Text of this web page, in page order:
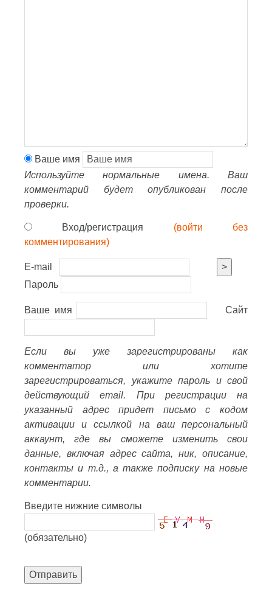
Ваше имя
Используйте нормальные имена. Ваш
комментарий будет опубликован после
проверки.
Вход/регистрация (войти без
комментирования)
E-mail
>
Пароль
Ваше имя Сайт
Если вы уже зарегистрированы как
комментатор или хотите
зарегистрироваться, укажите пароль и свой
действующий email. При регистрации на
указанный адрес придет письмо с кодом
активации и ссылкой на ваш персональный
аккаунт, где вы сможете изменить свои
данные, включая адрес сайта, ник, описание,
контакты и т.д., а также подписку на новые
комментарии.
Введите нижние символы
(обязательно)
Отправить